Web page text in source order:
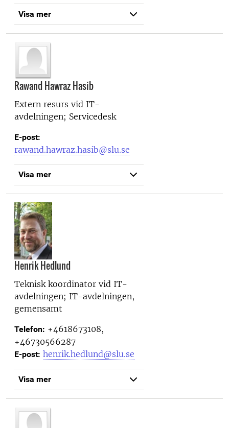
Visa mer
Rawand Hawraz Hasib
Extern resurs vid IT-
avdelningen; Servicedesk
E-post:
rawand.hawraz.hasib@slu.se
Visa mer
Henrik Hedlund
Teknisk koordinator vid IT-
avdelningen; IT-avdelningen,
gemensamt
Telefon: +4618673108,
+46730566287
E-post: henrik.hedlund@slu.se
Visa mer